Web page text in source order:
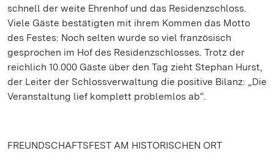
schnell der weite Ehrenhof und das Residenzschloss.
Viele Gäste bestätigten mit ihrem Kommen das Motto
des Festes: Noch selten wurde so viel französisch
gesprochen im Hof des Residenzschlosses. Trotz der
reichlich 10.000 Gäste über den Tag zieht Stephan Hurst,
der Leiter der Schlossverwaltung die positive Bilanz: „Die
Veranstaltung lief komplett problemlos ab“.
FREUNDSCHAFTSFEST AM HISTORISCHEN ORT